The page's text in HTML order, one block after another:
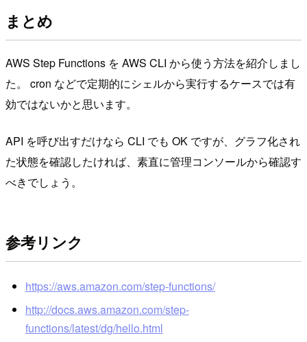
まとめ
AWS Step Functions を AWS CLI から使う方法を紹介しまし
た。 cron などで定期的にシェルから実行するケースでは有
効ではないかと思います。
API を呼び出すだけなら CLI でも OK ですが、グラフ化され
た状態を確認したければ、素直に管理コンソールから確認す
べきでしょう。
参考リンク
https://aws.amazon.com/step-functions/
http://docs.aws.amazon.com/step-
functions/latest/dg/hello.html